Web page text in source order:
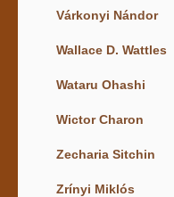
Várkonyi Nándor
Wallace D. Wattles
Wataru Ohashi
Wictor Charon
Zecharia Sitchin
Zrínyi Miklós